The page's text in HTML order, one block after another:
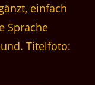
einfach
Sprache
Titelfoto: